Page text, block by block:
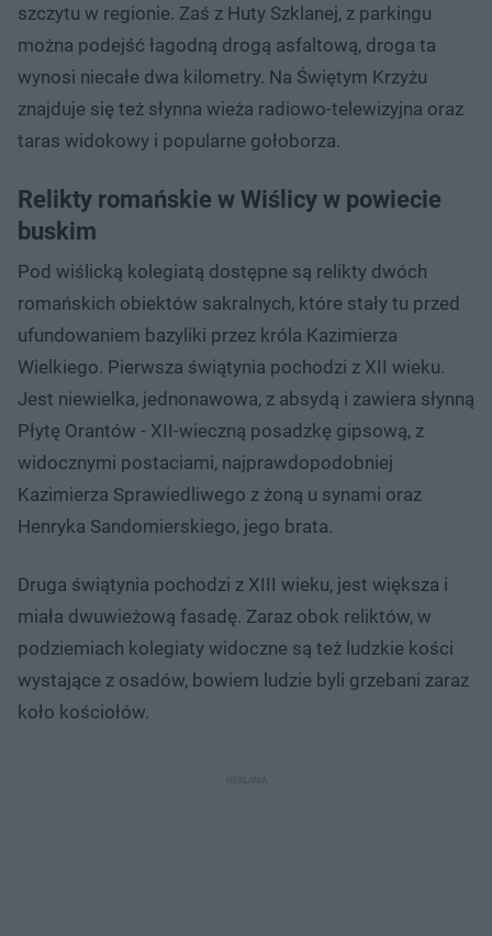
szczytu w regionie. Zaś z Huty Szklanej, z parkingu
można podejść łagodną drogą asfaltową, droga ta
wynosi niecałe dwa kilometry. Na Świętym Krzyżu
znajduje się też słynna wieża radiowo-telewizyjna oraz
taras widokowy i popularne gołoborza.
Relikty romańskie w Wiślicy w powiecie
buskim
Pod wiślicką kolegiatą dostępne są relikty dwóch
romańskich obiektów sakralnych, które stały tu przed
ufundowaniem bazyliki przez króla Kazimierza
Wielkiego. Pierwsza świątynia pochodzi z XII wieku.
Jest niewielka, jednonawowa, z absydą i zawiera słynną
Płytę Orantów - XII-wieczną posadzkę gipsową, z
widocznymi postaciami, najprawdopodobniej
Kazimierza Sprawiedliwego z żoną u synami oraz
Henryka Sandomierskiego, jego brata.
Druga świątynia pochodzi z XIII wieku, jest większa i
miała dwuwieżową fasadę. Zaraz obok reliktów, w
podziemiach kolegiaty widoczne są też ludzkie kości
wystające z osadów, bowiem ludzie byli grzebani zaraz
koło kościołów.